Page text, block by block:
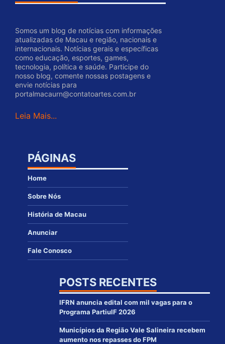
Somos um blog de notícias com informações
atualizadas de Macau e região, nacionais e
internacionais. Notícias gerais e específicas
como educação, esportes, games,
tecnologia, política e saúde. Participe do
nosso blog, comente nossas postagens e
envie notícias para
portalmacaurn@contatoartes.com.br
Leia Mais...
PÁGINAS
Home
Sobre Nós
História de Macau
Anunciar
Fale Conosco
POSTS RECENTES
IFRN anuncia edital com mil vagas para o
Programa PartiuIF 2026
Municípios da Região Vale Salineira recebem
aumento nos repasses do FPM